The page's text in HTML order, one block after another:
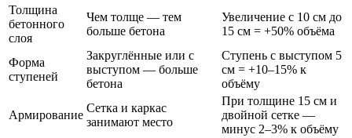
Толщина
бетонного
слоя
Чем толще — тем
больше бетона
Увеличение с 10 см до
15 см = +50% объёма
Форма
ступеней
Закруглённые или с
выступом — больше
бетона
Ступень с выступом 5
см = +10–15% к
объёму
Армирование
Сетка и каркас
занимают место
При толщине 15 см и
двойной сетке —
минус 2–3% к объёму